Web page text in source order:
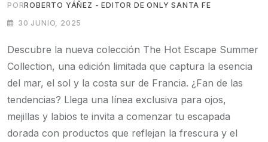
PORROBERTO YÁÑEZ - EDITOR DE ONLY SANTA FE
30 JUNIO, 2025
Descubre la nueva colección The Hot Escape Summer
Collection, una edición limitada que captura la esencia
del mar, el sol y la costa sur de Francia. ¿Fan de las
tendencias? Llega una línea exclusiva para ojos,
mejillas y labios te invita a comenzar tu escapada
dorada con productos que reflejan la frescura y el